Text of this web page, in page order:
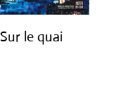
Sur le quai